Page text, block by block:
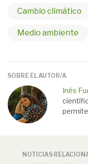
Cambio climático
Medio ambiente
SOBRE EL AUTOR/A
Inés
NOTICIAS